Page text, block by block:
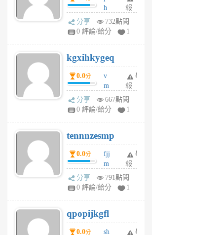
h
wi
w
6
個
月
前
報
分享
732點閱
0 評論/給分
1
kgxihkygeq
0.0分
v
m
sg
sr
6
個
月
前
舉
報
分享
667點閱
0 評論/給分
1
tennnzesmp
0.0分
fjj
m
w
rs
6
個
月
舉
報
分享
791點閱
0 評論/給分
1
qpopijkgfl
0.0分
sh
舉